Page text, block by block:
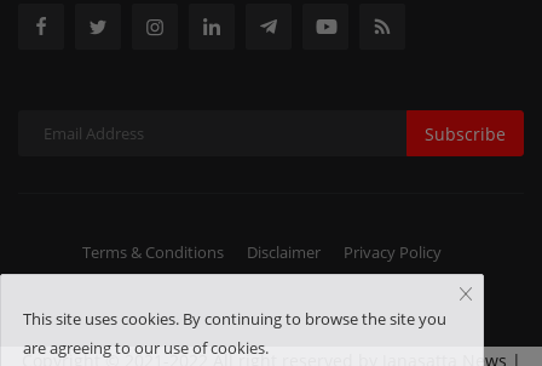
Subscribe
Terms & Conditions Disclaimer Privacy Policy
This site uses cookies. By continuing to browse the site you
are agreeing to our use of cookies.
Copyright © 2021-2022 All right reserved by Janasatta News |